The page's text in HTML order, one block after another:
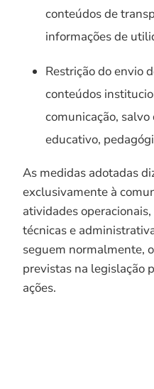
conteúdos de
informações de
Restrição do envio
conteúdos
comunicação,
educativo,
As medidas adotadas
exclusivamente à
atividades
técnicas e
seguem normalmente,
previstas na legislação
ações.